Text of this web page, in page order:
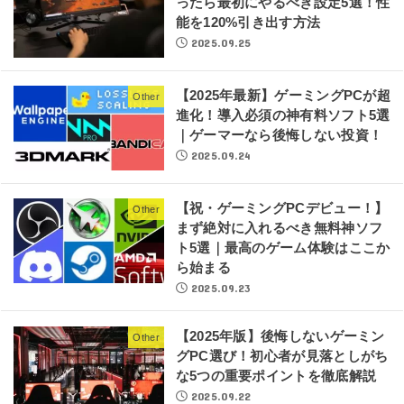
能を120%引き出す方法
2025.09.25
Other
【2025年最新】ゲーミングPCが超
進化！導入必須の神有料ソフト5選
｜ゲーマーなら後悔しない投資！
2025.09.24
Other
【祝・ゲーミングPCデビュー！】
まず絶対に入れるべき無料神ソフ
ト5選｜最高のゲーム体験はここか
ら始まる
2025.09.23
Other
【2025年版】後悔しないゲーミン
グPC選び！初心者が見落としがち
な5つの重要ポイントを徹底解説
2025.09.22